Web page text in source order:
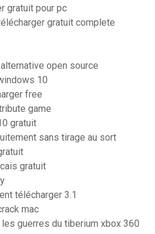
gratuit pour pc
gratuit complete
open source
10
free
game
gratuit
sans tirage au sort
gratuit
télécharger 3.1
mac
guerres du tiberium xbox 360